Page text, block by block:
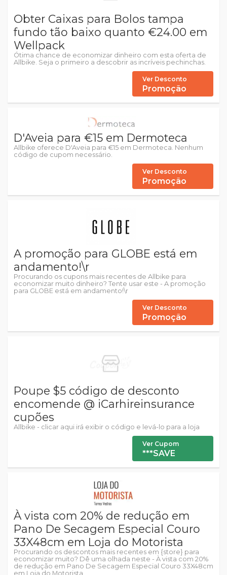
Obter Caixas para Bolos tampa
fundo tão baixo quanto €24.00 em
Wellpack
Ótima chance de economizar dinheiro com esta oferta de
Allbike. Seja o primeiro a descobrir as incríveis pechinchas.
Ver Desconto
Promoção
D'Aveia para €15 em Dermoteca
Allbike oferece D'Aveia para €15 em Dermoteca. Nenhum
código de cupom necessário.
Ver Desconto
Promoção
A promoção para GLOBE está em
andamento!\r
Procurando os cupons mais recentes de Allbike para
economizar muito dinheiro? Tente usar este - A promoção
para GLOBE está em andamento!\r
Ver Desconto
Promoção
Poupe $5 código de desconto
encomende @ iCarhireinsurance
cupões
Allbike - clicar aqui irá exibir o código e levá-lo para a loja
Ver Cupom
***SAVE
À vista com 20% de redução em
Pano De Secagem Especial Couro
33X48cm em Loja do Motorista
Procurando os descontos mais recentes em {store} para
economizar muito? Dê uma olhada neste - À vista com 20%
de redução em Pano De Secagem Especial Couro 33X48cm
em Loja do Motorista.